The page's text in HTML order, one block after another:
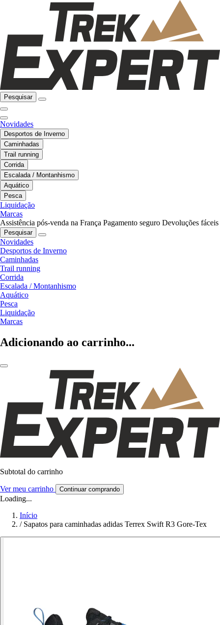
Pesquisar
Novidades
Desportos de Inverno
Caminhadas
Trail running
Corrida
Escalada / Montanhismo
Aquático
Pesca
Liquidação
Marcas
Assistência pós-venda na França Pagamento seguro Devoluções fáceis
Pesquisar
Novidades
Desportos de Inverno
Caminhadas
Trail running
Corrida
Escalada / Montanhismo
Aquático
Pesca
Liquidação
Marcas
Adicionando ao carrinho...
Subtotal do carrinho
Ver meu carrinho Continuar comprando
Loading...
Início
/ Sapatos para caminhadas adidas Terrex Swift R3 Gore-Tex